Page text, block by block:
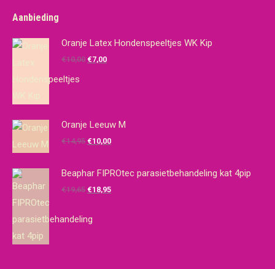
Aanbieding
Oranje Latex Hondenspeeltjes WK Kip
€10,00 Oorspronkelijke
€7,00Huidige
Oranje Leeuw M
€14,95 Oorspronkelijke
was:
€14,95.
€10,00Huidige
is:
€10,00.
Beaphar FIPROtec parasietbehandeling kat 4pip
€19,65 Oorspronkelijke
was:
€18,95Huidige